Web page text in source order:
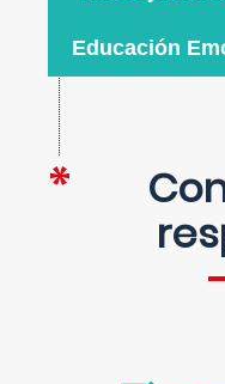
Educación